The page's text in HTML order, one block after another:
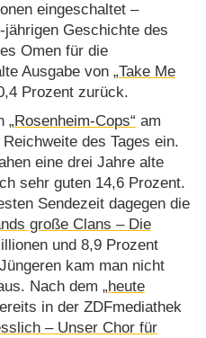
eingeschaltet –
Geschichte des
Omen für die
Ausgabe von „Take Me
Prozent zurück.
„Rosenheim-Cops“ am
des Tages ein.
eine drei Jahre alte
sehr guten 14,6 Prozent.
Sendezeit dagegen die
große Clans – Die
und 8,9 Prozent
kam man nicht
Nach dem „heute
in der ZDFmediathek
– Unser Chor für